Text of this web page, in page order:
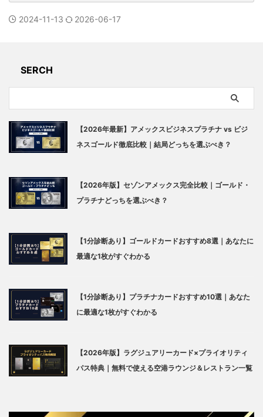
2024-11-13 2026-06-17
SERCH
【2026年最新】アメックスビジネスプラチナ vs ビジ
ネスゴールド徹底比較｜結局どっちを選ぶべき？
【2026年版】セゾンアメックス完全比較｜ゴールド・
プラチナどっちを選ぶべき？
【1分診断あり】ゴールドカードおすすめ8選｜あなたに
最適な1枚がすぐわかる
【1分診断あり】プラチナカードおすすめ10選｜あなた
に最適な1枚がすぐわかる
【2026年版】ラグジュアリーカード×プライオリティ
パス特典｜無料で使える空港ラウンジ＆レストラン一覧